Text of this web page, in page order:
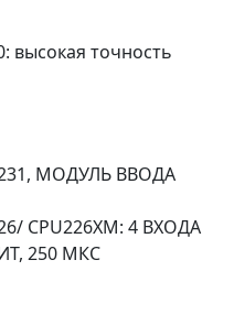
высокая точность
231, МОДУЛЬ ВВОДА
CPU226XM: 4 ВХОДА
250 МКС